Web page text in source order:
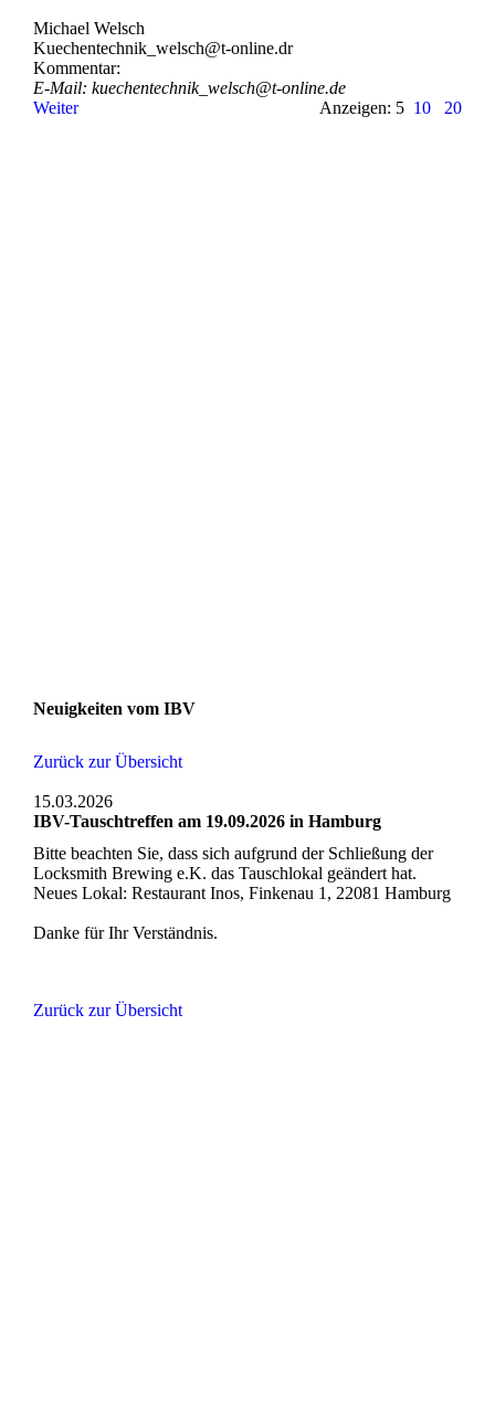
Michael Welsch
Kuechentechnik_­welsch@­t-­online.­dr
Kommentar:
E-Mail: kuechentechnik_­welsch@­t-­online.­de
Weiter
Anzeigen: 5 10 20
Neuigkeiten vom IBV
Zurück zur Übersicht
15.03.2026
IBV-Tauschtreffen am 19.09.2026 in Hamburg
Bitte beachten Sie, dass sich aufgrund der Schließung der
Locksmith Brewing e.K. das Tauschlokal geändert hat.
Neues Lokal: Restaurant Inos, Finkenau 1, 22081 Hamburg
Danke für Ihr Verständnis.
Zurück zur Übersicht